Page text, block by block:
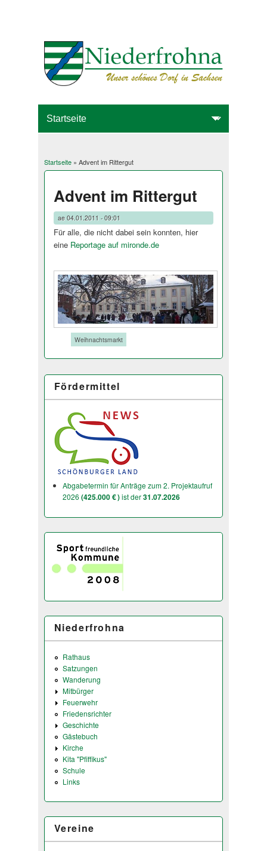
Sie sind hier
Startseite» Advent im Rittergut
Advent im Rittergut
ae04.01.2011 - 09:01
Für alle, die nicht dabei sein konnten, hier
eine Reportage auf mironde.de
Weihnachtsmarkt
Fördermittel
Abgabetermin für Anträge zum 2. Projektaufruf
2026 (425.000 € )ist der31.07.2026
Niederfrohna
Rathaus
Satzungen
Wanderung
Mitbürger
Feuerwehr
Friedensrichter
Geschichte
Gästebuch
Kirche
Kita "Pfiffikus"
Schule
Links
Vereine